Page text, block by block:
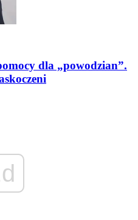
dla „powodzian”.